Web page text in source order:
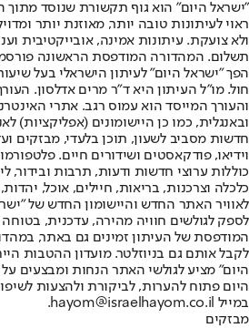
"ישראל היום" הוא גוף תקשורת שנוסד מתוך
ראוי לעיתונות טובה יותר, מאוזנת יותר
ולא צועקת. עיתונות אמינה, אובייקטיבית
הפך "ישראל היום" לעיתון הישראלי בעל
חול. מו"ל העיתון היא ד"ר מרים אדלסון.
והעורך המייסד הוא עמוס רגב. אתרי
חדשות מסביב לשעון, תוכן בלעדי, מבזקים
וידיאו, פודקאסטים ושידורים חיים.
כוללות ערוצי חדשות ודעות, תרבות ובידור,
לאוויר האתר החדש והיישומון החדש של
לספק לגולשים חוויה מהירה, עדכנית,
המודפסת של העיתון זמינים גם באתר,
לקבל אותם גם בניוזלטר. מועדון ההטבות
היום" מציע לגולשי האתר הנחות ומבצעים
היום פתוח להערות, לביקורת ולהצעות
במייל hayom@israelhayom.co.il.
מבזקים